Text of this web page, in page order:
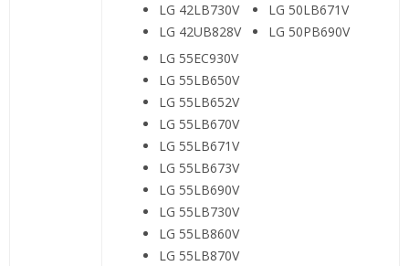
LG 42LB730V
LG 42UB828V
LG 50LB671V
LG 50PB690V
LG 55EC930V
LG 55LB650V
LG 55LB652V
LG 55LB670V
LG 55LB671V
LG 55LB673V
LG 55LB690V
LG 55LB730V
LG 55LB860V
LG 55LB870V